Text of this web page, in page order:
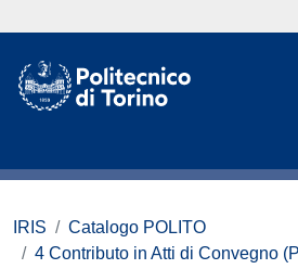
IRIS
Catalogo POLITO
4 Contributo in Atti di Convegno